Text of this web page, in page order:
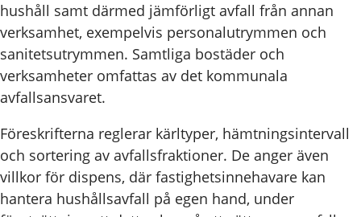
hushåll samt därmed jämförligt avfall från annan
verksamhet, exempelvis personalutrymmen och
sanitetsutrymmen. Samtliga bostäder och
verksamheter omfattas av det kommunala
avfallsansvaret.
Föreskrifterna reglerar kärltyper, hämtningsintervall
och sortering av avfallsfraktioner. De anger även
villkor för dispens, där fastighetsinnehavare kan
hantera hushållsavfall på egen hand, under